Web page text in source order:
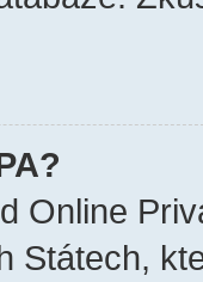
Online
Státech,